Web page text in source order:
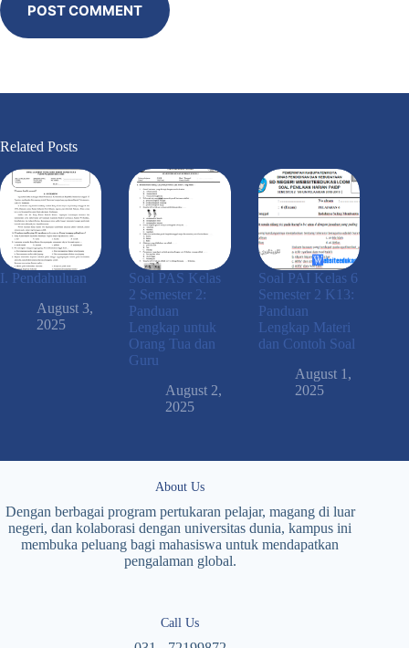
POST COMMENT
Related Posts
I. Pendahuluan
August 3,
2025
Soal PAS Kelas
2 Semester 2:
Panduan
Lengkap untuk
Orang Tua dan
Guru
August 2,
2025
Soal PAI Kelas 6
Semester 2 K13:
Panduan
Lengkap Materi
dan Contoh Soal
August 1,
2025
About Us
Dengan berbagai program pertukaran pelajar, magang di luar
negeri, dan kolaborasi dengan universitas dunia, kampus ini
membuka peluang bagi mahasiswa untuk mendapatkan
pengalaman global.
Call Us